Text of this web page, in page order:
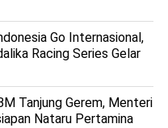
Go Internasional,
Racing Series Gelar
Tanjung Gerem, Menteri
Nataru Pertamina